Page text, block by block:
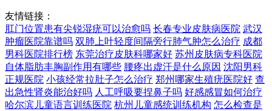
友情链接：
肛门位置患有尖锐湿疣可以治愈吗 长春专业皮肤病医院 武汉
肿瘤医院靠谱吗 双肺上叶轻度间隔旁行肺气肿怎么治疗 成都
男科医院排行榜 东莞治疗皮肤科哪家好 苏州皮肤病专科医院
自体脂肪丰胸副作用有哪些 腰疼出虚汗是什么原因 沈阳男科
正规医院 小孩经常拉肚子怎么治疗 郑州哪家生殖疣医院好 查
出急性肾炎能治好吗 人工呼吸要捏鼻子吗 好感感冒如何治疗
哈尔滨儿童语言训练医院 杭州儿童感统训练机构 怎么检查是